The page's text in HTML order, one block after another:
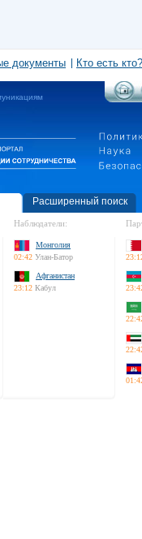
документы Кто есть кто?
Расширенный поиск
Наблюдатели:
Монголия
02:42 Улан-Батор
Афганистан
23:12 Кабул